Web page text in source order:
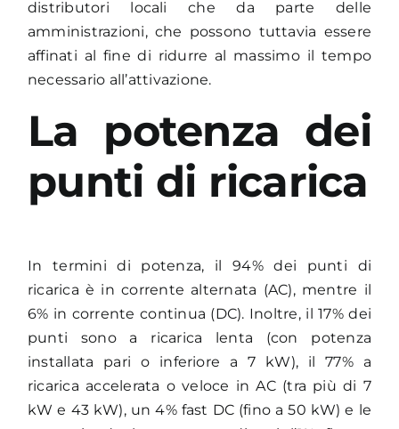
distributori locali che da parte delle
amministrazioni, che possono tuttavia essere
affinati al fine di ridurre al massimo il tempo
necessario all’attivazione.
La potenza dei
punti di ricarica
In termini di potenza, il 94% dei punti di
ricarica è in corrente alternata (AC), mentre il
6% in corrente continua (DC). Inoltre, il 17% dei
punti sono a ricarica lenta (con potenza
installata pari o inferiore a 7 kW), il 77% a
ricarica accelerata o veloce in AC (tra più di 7
kW e 43 kW), un 4% fast DC (fino a 50 kW) e le